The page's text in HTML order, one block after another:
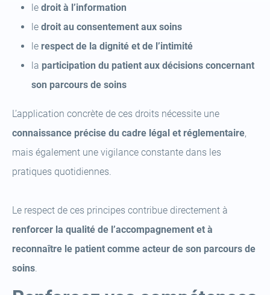
le droit à l’information
le droit au consentement aux soins
le respect de la dignité et de l’intimité
la participation du patient aux décisions concernant
son parcours de soins
L’application concrète de ces droits nécessite une
connaissance précise du cadre légal et réglementaire,
mais également une vigilance constante dans les
pratiques quotidiennes.
Le respect de ces principes contribue directement à
renforcer la qualité de l’accompagnement et à
reconnaître le patient comme acteur de son parcours de
soins.